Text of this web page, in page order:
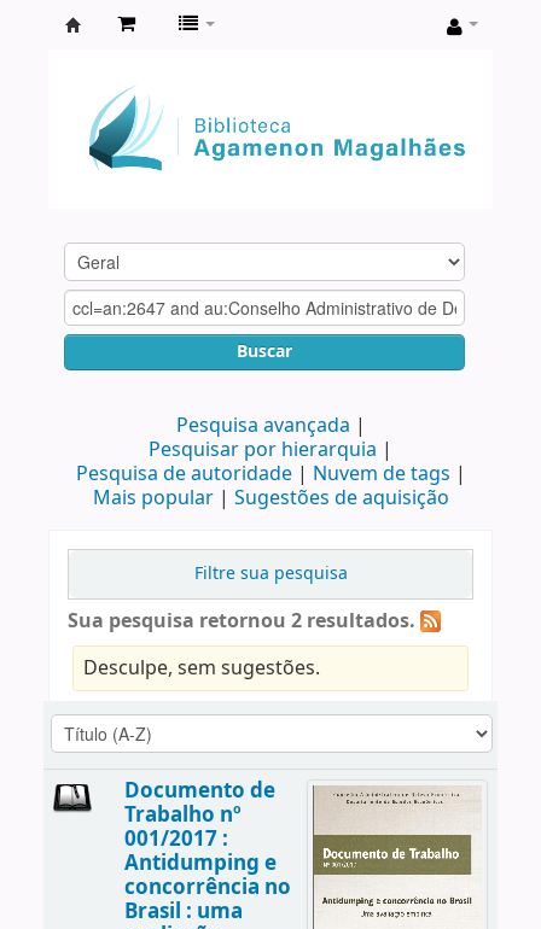
Agamenon
Magalhães
Buscar
Pesquisa avançada
Pesquisar por hierarquia
Pesquisa de autoridade
Nuvem de tags
Mais popular
Sugestões de aquisição
Filtre sua pesquisa
Sua pesquisa retornou 2 resultados.
Desculpe, sem sugestões.
Documento de
Trabalho nº
001/2017 :
Antidumping e
concorrência no
Brasil : uma